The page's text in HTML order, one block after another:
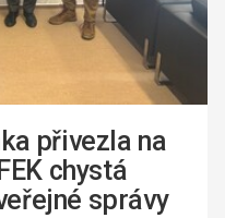
přivezla na
chystá
správy